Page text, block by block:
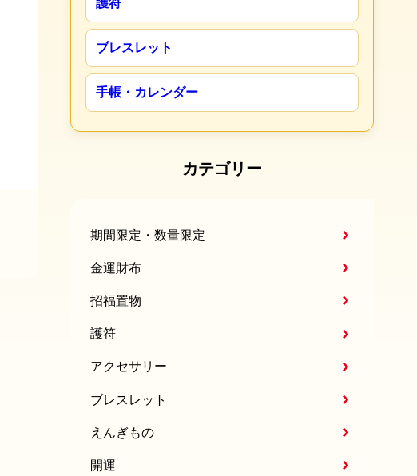
護符
ブレスレット
手帳・カレンダー
カテゴリー
期間限定・数量限定
金運財布
招福置物
護符
アクセサリー
ブレスレット
えんぎもの
開運